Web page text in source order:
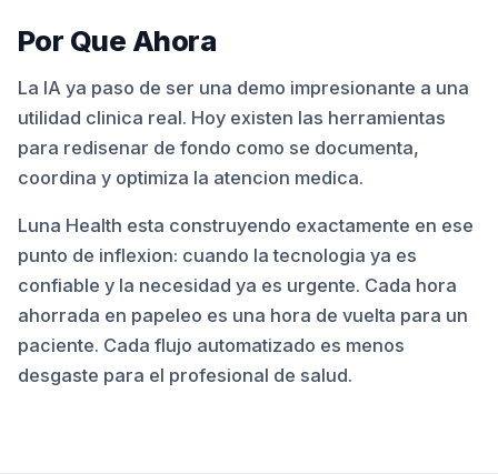
Por Que Ahora
La IA ya paso de ser una demo impresionante a una
utilidad clinica real. Hoy existen las herramientas
para redisenar de fondo como se documenta,
coordina y optimiza la atencion medica.
Luna Health esta construyendo exactamente en ese
punto de inflexion: cuando la tecnologia ya es
confiable y la necesidad ya es urgente. Cada hora
ahorrada en papeleo es una hora de vuelta para un
paciente. Cada flujo automatizado es menos
desgaste para el profesional de salud.